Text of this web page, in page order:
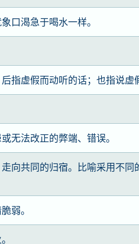
口渴急于喝水一样。
指虚假而动听的话；也指说虚
无法改正的弊端、错误。
向共同的归宿。比喻采用不同
弱。